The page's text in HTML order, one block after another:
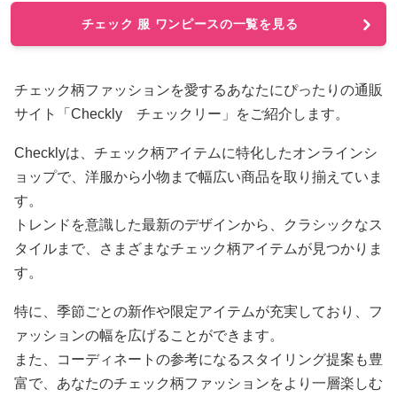
チェック 服 ワンピースの一覧を見る
チェック柄ファッションを愛するあなたにぴったりの通販
サイト「Checkly チェックリー」をご紹介します。
Checklyは、チェック柄アイテムに特化したオンラインシ
ョップで、洋服から小物まで幅広い商品を取り揃えていま
す。
トレンドを意識した最新のデザインから、クラシックなス
タイルまで、さまざまなチェック柄アイテムが見つかりま
す。
特に、季節ごとの新作や限定アイテムが充実しており、フ
ァッションの幅を広げることができます。
また、コーディネートの参考になるスタイリング提案も豊
富で、あなたのチェック柄ファッションをより一層楽しむ